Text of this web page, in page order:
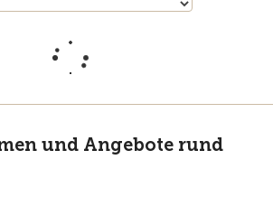
und Angebote rund